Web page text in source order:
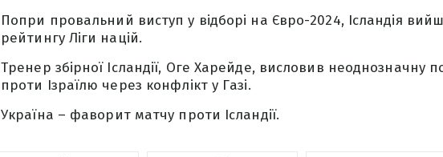
Попри провальний виступ у відборі на Євро-2024, Ісландія
рейтингу Ліги націй.
Тренер збірної Ісландії, Оге Харейде, висловив неоднозначну
проти Ізраїлю через конфлікт у Газі.
Україна – фаворит матчу проти Ісландії.